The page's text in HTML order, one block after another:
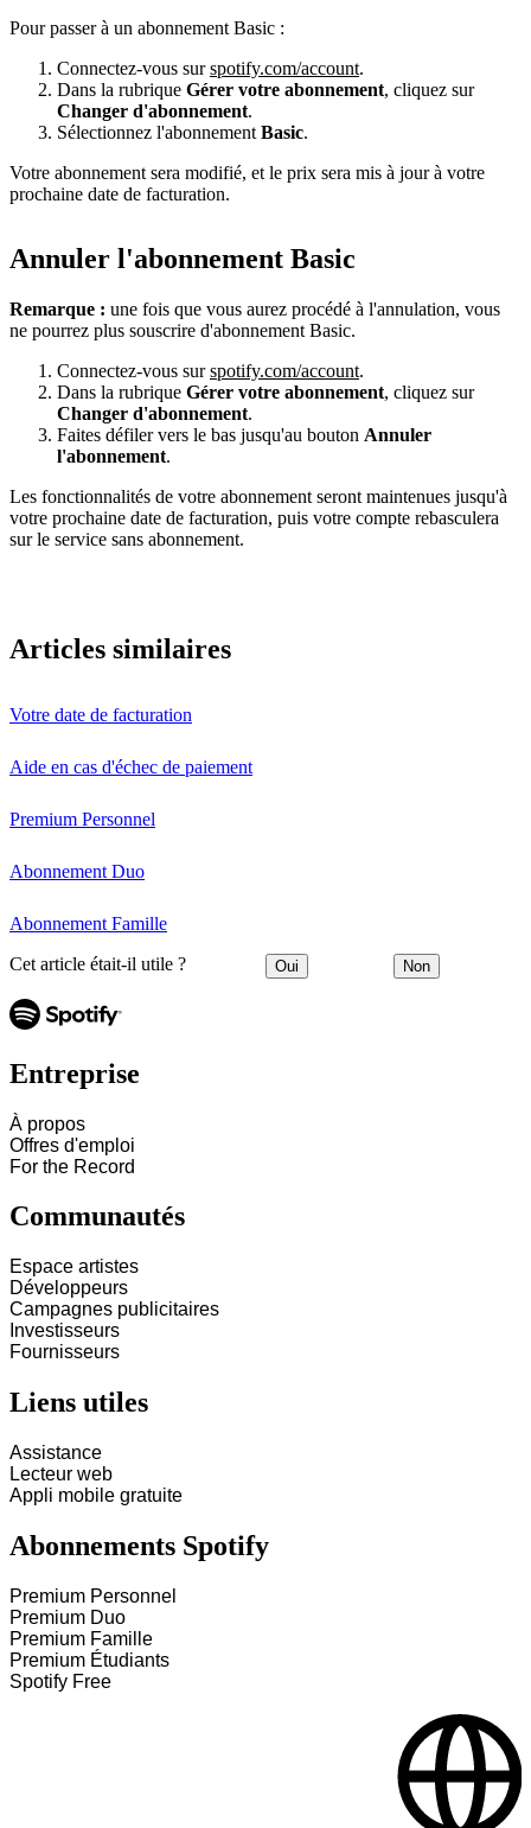
Pour passer à un abonnement Basic :
Connectez-vous surspotify.com/account.
Dans la rubrique Gérer votre abonnement, cliquez sur
Changer d'abonnement.
Sélectionnez l'abonnement Basic.
Votre abonnement sera modifié, et le prix sera mis à jour à votre
prochaine date de facturation.
Annuler l'abonnement Basic
Remarque : une fois que vous aurez procédé à l'annulation, vous
ne pourrez plus souscrire d'abonnement Basic.
Connectez-vous surspotify.com/account.
Dans la rubrique Gérer votre abonnement, cliquez sur
Changer d'abonnement.
Faites défiler vers le bas jusqu'au bouton Annuler
l'abonnement.
Les fonctionnalités de votre abonnement seront maintenues jusqu'à
votre prochaine date de facturation, puis votre compte rebasculera
sur le service sans abonnement.
Articles similaires
Votre date de facturation
Aide en cas d'échec de paiement
Premium Personnel
Abonnement Duo
Abonnement Famille
Cet article était-il utile ? Oui Non
Entreprise
À propos
Offres d'emploi
For the Record
Communautés
Espace artistes
Développeurs
Campagnes publicitaires
Investisseurs
Fournisseurs
Liens utiles
Assistance
Lecteur web
Appli mobile gratuite
Abonnements Spotify
Premium Personnel
Premium Duo
Premium Famille
Premium Étudiants
Spotify Free